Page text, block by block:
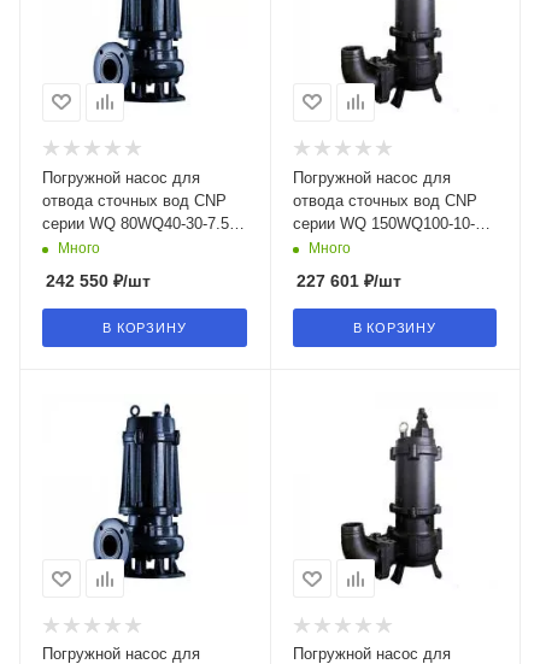
Погружной насос для
отвода сточных вод CNP
серии WQ 80WQ40-30-7.5
(I) в Воронеже
Много
242 550 ₽/шт
В КОРЗИНУ
Погружной насос для
отвода сточных вод CNP
серии WQ 150WQ100-10-5.5
(I) в Воронеже
Много
227 601₽/шт
В КОРЗИНУ
Погружной насос для
Погружной насос для